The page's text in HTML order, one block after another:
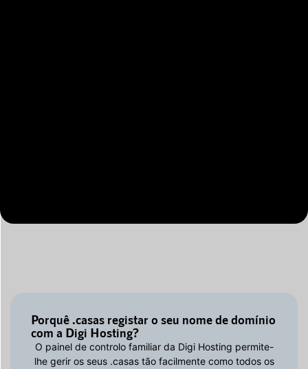
Porquê .casas registar o seu nome de domínio
com a Digi Hosting?
O painel de controlo familiar da Digi Hosting permite-
lhe gerir os seus .casas tão facilmente como todos os